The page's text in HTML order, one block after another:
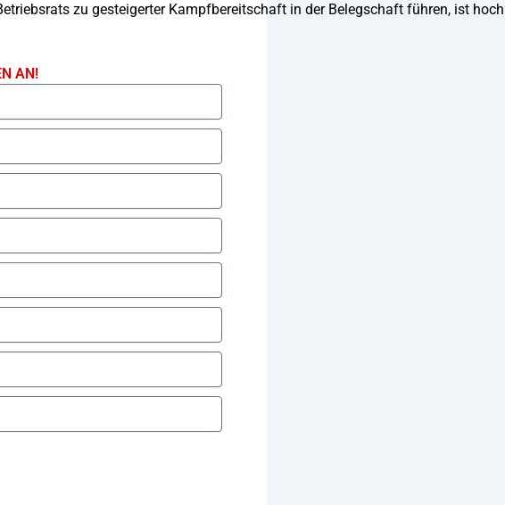
zu gesteigerter Kampfbereitschaft in der Belegschaft führen, ist
AN!